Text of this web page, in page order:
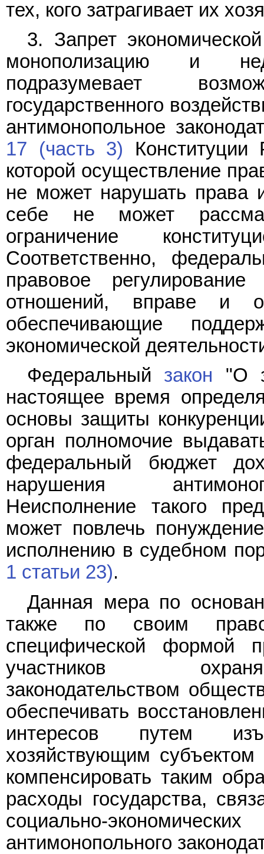
тех, кого затрагивает их
3. Запрет
монополизацию и
подразумевает
государственного
антимонопольное
17 (часть 3) Конституции
которой осуществление
не может нарушать права
себе не может
ограничение
Соответственно,
правовое
отношений, вправе и
обеспечивающие
экономической
Федеральный закон "О
настоящее время
основы защиты
орган полномочие
федеральный бюджет
нарушения
Неисполнение такого
может повлечь
исполнению в судебном
1 статьи 23).
Данная мера по
также по своим
специфической формой
участников
законодательством
обеспечивать
интересов путем
хозяйствующим субъектом
компенсировать таким
расходы государства,
социально-
антимонопольного